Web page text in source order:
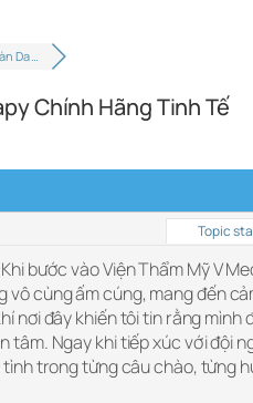
Da …
Chính Hãng Tinh Tế
Topic
bước vào Viện Thẩm Mỹ V
vô cùng ấm cúng, mang đến
nơi đây khiến tôi tin rằng
tâm. Ngay khi tiếp xúc với đội
trong từng câu chào, từng